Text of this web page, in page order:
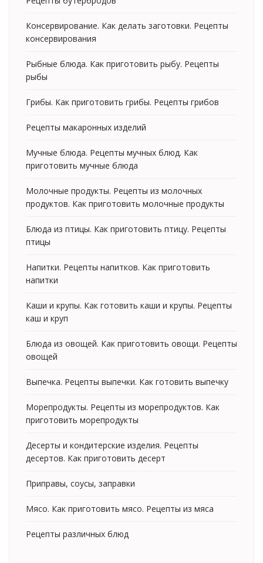
Консервирование. Как делать заготовки. Рецепты
консервирования
Рыбные блюда. Как приготовить рыбу. Рецепты
рыбы
Грибы. Как приготовить грибы. Рецепты грибов
Рецепты макаронных изделий
Мучные блюда. Рецепты мучных блюд. Как
приготовить мучные блюда
Молочные продукты. Рецепты из молочных
продуктов. Как приготовить молочные продукты
Блюда из птицы. Как приготовить птицу. Рецепты
птицы
Напитки. Рецепты напитков. Как приготовить
напитки
Каши и крупы. Как готовить каши и крупы. Рецепты
каш и круп
Блюда из овощей. Как приготовить овощи. Рецепты
овощей
Выпечка. Рецепты выпечки. Как готовить выпечку
Морепродукты. Рецепты из морепродуктов. Как
приготовить морепродукты
Десерты и кондитерские изделия. Рецепты
десертов. Как приготовить десерт
Приправы, соусы, заправки
Мясо. Как приготовить мясо. Рецепты из мяса
Рецепты различных блюд